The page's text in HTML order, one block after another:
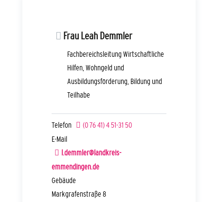
Frau Leah Demmler
Fachbereichsleitung Wirtschaftliche
Hilfen, Wohngeld und
Ausbildungsförderung, Bildung und
Teilhabe
Telefon (07641) 4 51-31 50
E-Mail
l.demmler@landkreis-
emmendingen.de
Gebäude
Markgrafenstraße 8